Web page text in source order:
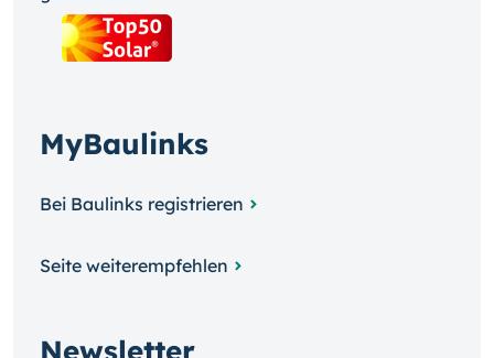
MyBaulinks
Bei Baulinks registrieren
Seite weiterempfehlen